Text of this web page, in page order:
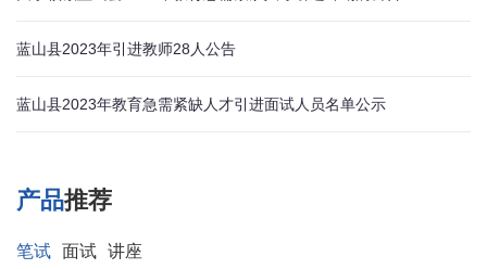
蓝山县2023年引进教师28人公告
蓝山县2023年教育急需紧缺人才引进面试人员名单公示
产品推荐
笔试 面试 讲座